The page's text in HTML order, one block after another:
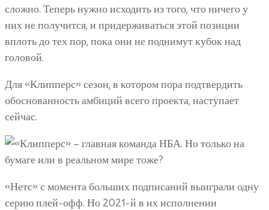
сложно. Теперь нужно исходить из того, что ничего у
них не получится, и придерживаться этой позиции
вплоть до тех пор, пока они не поднимут кубок над
головой.
Для «Клипперс» сезон, в котором пора подтвердить
обоснованность амбиций всего проекта, наступает
сейчас.
«Нетс» с момента больших подписаний выиграли одну
серию плей-офф. Но 2021-й в их исполнении